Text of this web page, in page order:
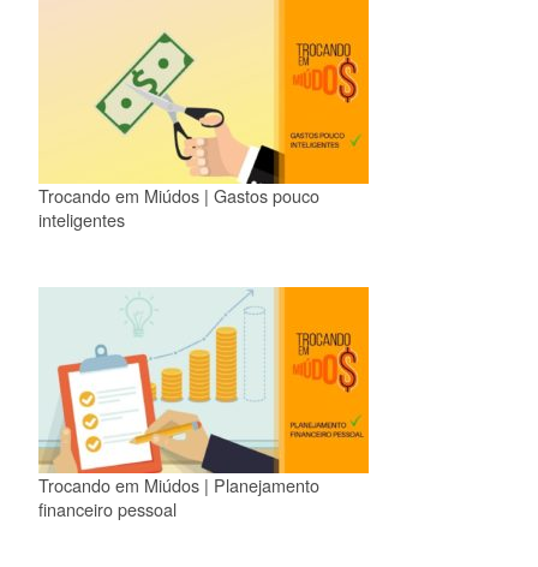
Trocando em Miúdos | Gastos pouco
inteligentes
Trocando em Miúdos | Planejamento
financeiro pessoal